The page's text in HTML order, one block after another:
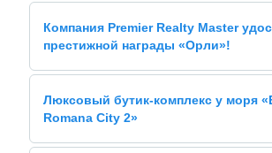
Компания Premier Realty Master
престижной награды «Орли»!
Люксовый бутик-комплекс у моря
Romana City 2»